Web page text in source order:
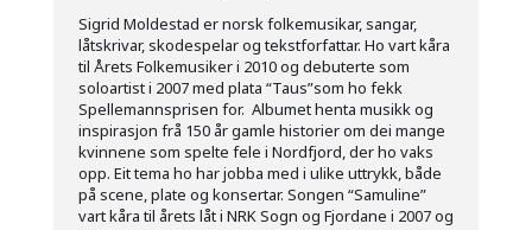
Sigrid Moldestad er norsk folkemusikar, sangar,
låtskrivar, skodespelar og tekstforfattar. Ho vart kåra
til Årets Folkemusiker i 2010 og debuterte som
soloartist i 2007 med plata “Taus”som ho fekk
Spellemannsprisen for. Albumet henta musikk og
inspirasjon frå 150 år gamle historier om dei mange
kvinnene som spelte fele i Nordfjord, der ho vaks
opp. Eit tema ho har jobba med i ulike uttrykk, både
på scene, plate og konsertar. Songen “Samuline”
vart kåra til årets låt i NRK Sogn og Fjordane i 2007 og